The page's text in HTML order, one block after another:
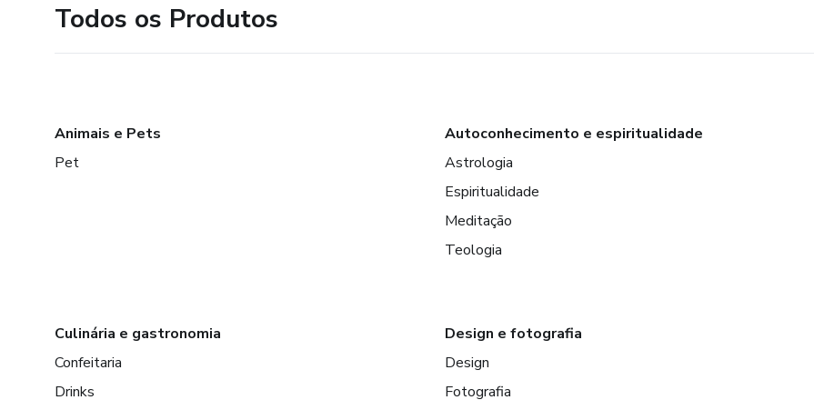
Todos os Produtos
Animais e Pets
Pet
Autoconhecimento e espiritualidade
Astrologia
Espiritualidade
Meditação
Teologia
Culinária e gastronomia
Confeitaria
Drinks
Design e fotografia
Design
Fotografia